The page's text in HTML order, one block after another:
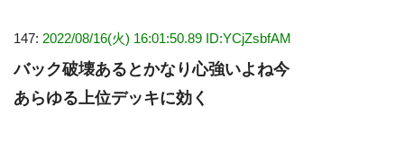
147: 2022/08/16(火) 16:01:50.89 ID:YCjZsbfAM
バック破壊あるとかなり心強いよね今
あらゆる上位デッキに効く